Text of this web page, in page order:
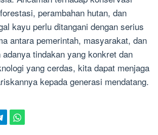
perambahan hutan, dan
kayu perlu ditangani dengan serius
antara pemerintah, masyarakat, dan
tindakan yang konkret dan
yang cerdas, kita dapat menjaga
kepada generasi mendatang.